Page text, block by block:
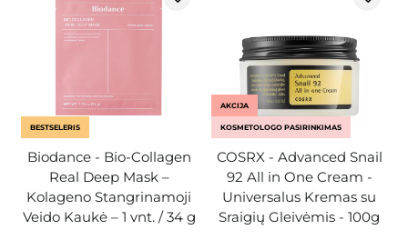
BESTSELERIS
Biodance - Bio-Collagen
Real Deep Mask –
Kolageno Stangrinamoji
Veido Kaukė – 1 vnt. / 34 g
AKCIJA
KOSMETOLOGO PASIRINKIMAS
COSRX - Advanced Snail
92 All in One Cream -
Universalus Kremas su
Sraigių Gleivėmis - 100g